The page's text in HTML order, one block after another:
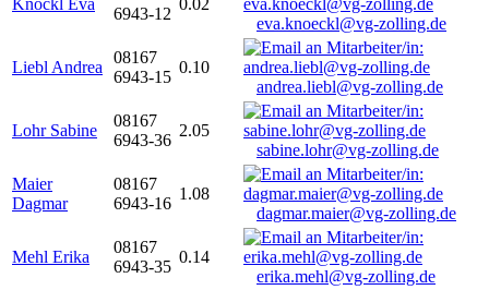
Knöckl Eva
6943-12
0.02
eva.knoeckl@vg-zolling.de
Liebl Andrea
08167
6943-15
0.10
andrea.liebl@vg-zolling.de
Lohr Sabine
08167
6943-36
2.05
sabine.lohr@vg-zolling.de
Maier
Dagmar
08167
6943-16
1.08
dagmar.maier@vg-zolling.de
Mehl Erika
08167
6943-35
0.14
erika.mehl@vg-zolling.de